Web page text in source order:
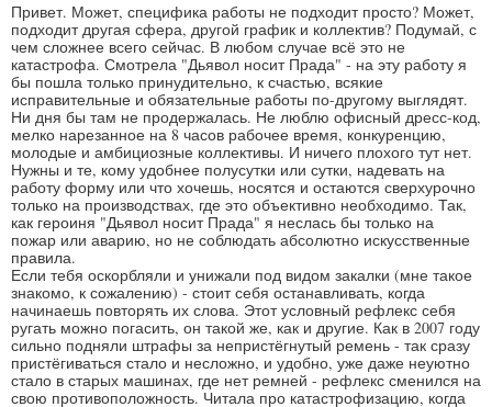
Привет. Может, специфика работы не подходит просто? Может,
подходит другая сфера, другой график и коллектив? Подумай, с
чем сложнее всего сейчас. В любом случае всё это не
катастрофа. Смотрела "Дьявол носит Прада" - на эту работу я
бы пошла только принудительно, к счастью, всякие
исправительные и обязательные работы по-другому выглядят.
Ни дня бы там не продержалась. Не люблю офисный дресс-код,
мелко нарезанное на 8 часов рабочее время, конкуренцию,
молодые и амбициозные коллективы. И ничего плохого тут нет.
Нужны и те, кому удобнее полусутки или сутки, надевать на
работу форму или что хочешь, носятся и остаются сверхурочно
только на производствах, где это объективно необходимо. Так,
как героиня "Дьявол носит Прада" я неслась бы только на
пожар или аварию, но не соблюдать абсолютно искусственные
правила.
Если тебя оскорбляли и унижали под видом закалки (мне такое
знакомо, к сожалению) - стоит себя останавливать, когда
начинаешь повторять их слова. Этот условный рефлекс себя
ругать можно погасить, он такой же, как и другие. Как в 2007 году
сильно подняли штрафы за непристёгнутый ремень - так сразу
пристёгиваться стало и несложно, и удобно, уже даже неуютно
стало в старых машинах, где нет ремней - рефлекс сменился на
свою противоположность. Читала про катастрофизацию, когда